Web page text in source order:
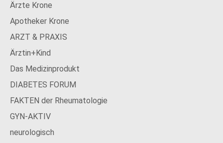
Ärzte Krone
Apotheker Krone
ARZT & PRAXIS
Ärztin+Kind
Das Medizinprodukt
DIABETES FORUM
FAKTEN der Rheumatologie
GYN-AKTIV
neurologisch